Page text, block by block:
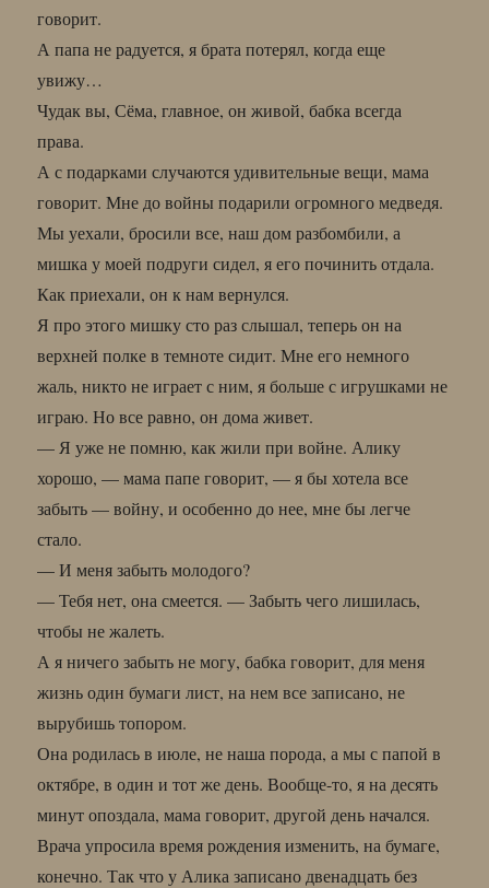
говорит.
А папа не радуется, я брата потерял, когда еще
увижу…
Чудак вы, Сёма, главное, он живой, бабка всегда
права.
А с подарками случаются удивительные вещи, мама
говорит. Мне до войны подарили огромного медведя.
Мы уехали, бросили все, наш дом разбомбили, а
мишка у моей подруги сидел, я его починить отдала.
Как приехали, он к нам вернулся.
Я про этого мишку сто раз слышал, теперь он на
верхней полке в темноте сидит. Мне его немного
жаль, никто не играет с ним, я больше с игрушками не
играю. Но все равно, он дома живет.
— Я уже не помню, как жили при войне. Алику
хорошо, — мама папе говорит, — я бы хотела все
забыть — войну, и особенно до нее, мне бы легче
стало.
— И меня забыть молодого?
— Тебя нет, она смеется. — Забыть чего лишилась,
чтобы не жалеть.
А я ничего забыть не могу, бабка говорит, для меня
жизнь один бумаги лист, на нем все записано, не
вырубишь топором.
Она родилась в июле, не наша порода, а мы с папой в
октябре, в один и тот же день. Вообще-то, я на десять
минут опоздала, мама говорит, другой день начался.
Врача упросила время рождения изменить, на бумаге,
конечно. Так что у Алика записано двенадцать без